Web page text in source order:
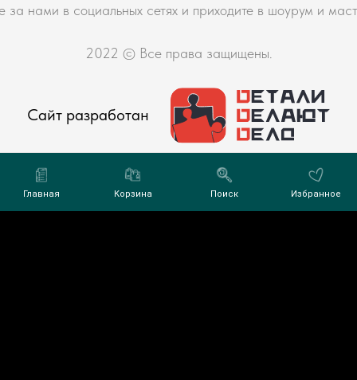
Главная Корзина Поиск Избранное
за нами в социальных сетях и приходите в шоурум и
2022 © Все права защищены.
Сайт разработан